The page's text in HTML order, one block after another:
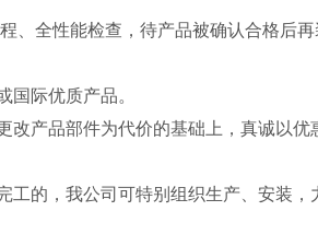
程、全性能检查，待产品被确认合格
或国际优质产品。
改产品部件为代价的基础上，真诚
工的，我公司可特别组织生产、安